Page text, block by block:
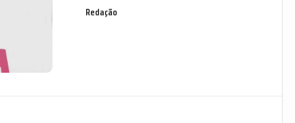
Redação